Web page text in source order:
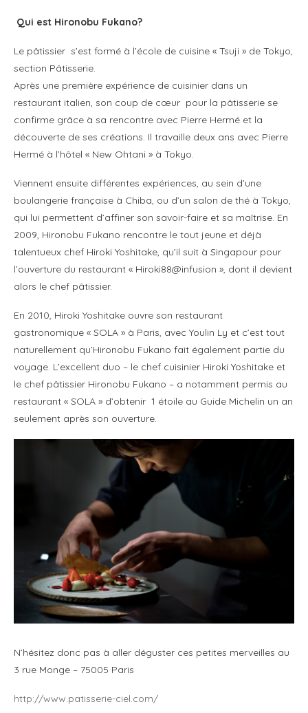
Qui est Hironobu Fukano?
Le pâtissier s’est formé à l’école de cuisine « Tsuji » de Tokyo,
section Pâtisserie.
Après une première expérience de cuisinier dans un
restaurant italien, son coup de cœur pour la pâtisserie se
confirme grâce à sa rencontre avec Pierre Hermé et la
découverte de ses créations. Il travaille deux ans avec Pierre
Hermé à l’hôtel « New Ohtani » à Tokyo.
Viennent ensuite différentes expériences, au sein d’une
boulangerie française à Chiba, ou d’un salon de thé à Tokyo,
qui lui permettent d’affiner son savoir-faire et sa maîtrise. En
2009, Hironobu Fukano rencontre le tout jeune et déjà
talentueux chef Hiroki Yoshitake, qu’il suit à Singapour pour
l’ouverture du restaurant « Hiroki88@infusion », dont il devient
alors le chef pâtissier.
En 2010, Hiroki Yoshitake ouvre son restaurant
gastronomique « SOLA » à Paris, avec Youlin Ly et c’est tout
naturellement qu’Hironobu Fukano fait également partie du
voyage. L’excellent duo – le chef cuisinier Hiroki Yoshitake et
le chef pâtissier Hironobu Fukano – a notamment permis au
restaurant « SOLA » d’obtenir 1 étoile au Guide Michelin un an
seulement après son ouverture.
N’hésitez donc pas à aller déguster ces petites merveilles au
3 rue Monge – 75005 Paris
http://www.patisserie-ciel.com/